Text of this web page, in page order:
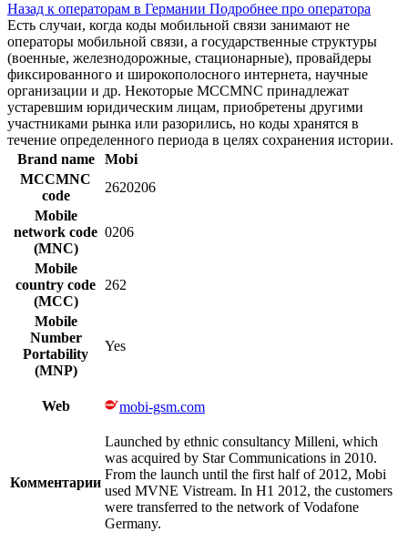
Назад к операторам в Германии Подробнее про оператора
Есть случаи, когда коды мобильной связи занимают не
операторы мобильной связи, а государственные структуры
(военные, железнодорожные, стационарные), провайдеры
фиксированного и широкополосного интернета, научные
организации и др. Некоторые MCCMNC принадлежат
устаревшим юридическим лицам, приобретены другими
участниками рынка или разорились, но коды хранятся в
течение определенного периода в целях сохранения истории.
Brand name
Mobi
MCCMNC
code
2620206
Mobile
network code
(MNC)
0206
Mobile
country code
(MCC)
262
Mobile
Number
Portability
(MNP)
Yes
Web mobi-gsm.com
Комментарии
Launched by ethnic consultancy Milleni, which
was acquired by Star Communications in 2010.
From the launch until the first half of 2012, Mobi
used MVNE Vistream. In H1 2012, the customers
were transferred to the network of Vodafone
Germany.